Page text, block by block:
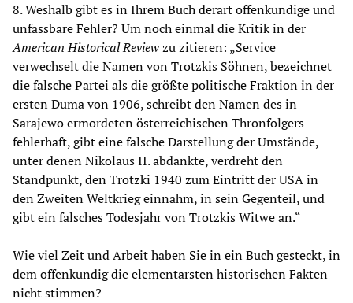
8. Weshalb gibt es in Ihrem Buch derart offenkundige und
unfassbare Fehler? Um noch einmal die Kritik in der
American Historical Reviewzu zitieren: „Service
verwechselt die Namen von Trotzkis Söhnen, bezeichnet
die falsche Partei als die größte politische Fraktion in der
ersten Duma von 1906, schreibt den Namen des in
Sarajewo ermordeten österreichischen Thronfolgers
fehlerhaft, gibt eine falsche Darstellung der Umstände,
unter denen Nikolaus II. abdankte, verdreht den
Standpunkt, den Trotzki 1940 zum Eintritt der USA in
den Zweiten Weltkrieg einnahm, in sein Gegenteil, und
gibt ein falsches Todesjahr von Trotzkis Witwe an.“
Wie viel Zeit und Arbeit haben Sie in ein Buch gesteckt, in
dem offenkundig die elementarsten historischen Fakten
nicht stimmen?